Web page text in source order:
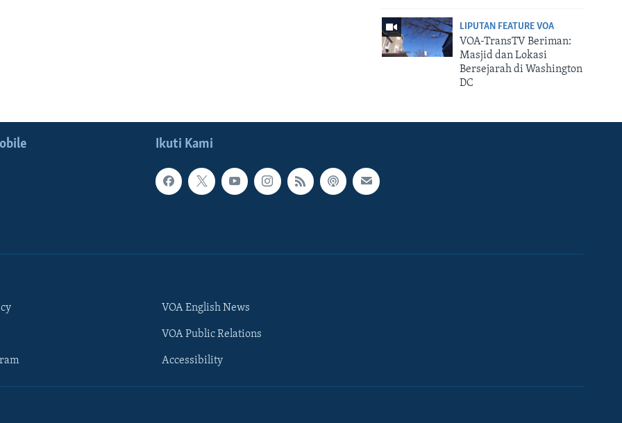
LIPUTAN FEATURE VOA
VOA-TransTV Beriman:
Masjid dan Lokasi
Bersejarah di Washington
DC
Ikuti Kami
VOA English News
VOA Public Relations
Accessibility